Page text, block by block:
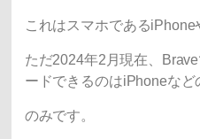
これはスマホであるiPhone
ただ2024年2月現在、
ードできるのはiPhoneなど
のみです。